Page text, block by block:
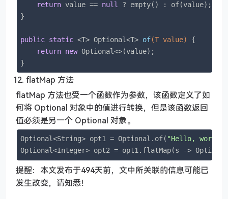
return value == null
? empty() : of(value);
}
public static <T> Optional<T> of(T value)
{
return new Optional<>(value);
}
flatMap 方法
flatMap 方法也受一个函数作为参数，该函数定义了如
何将 Optional 对象中的值进行转换，但是该函数返回
值必须是另一个 Optional 对象。
Optional<String> opt1 = Optional.of( "Hello, world!"
Optional<Integer> opt2 = opt1.flatMap(s ->
提醒：本文发布于494天前，文中所关联的信息可能已
发生改变，请知悉！